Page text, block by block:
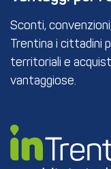
Sconti,
Trentina i cittadini
territoriali e
vantaggiose.